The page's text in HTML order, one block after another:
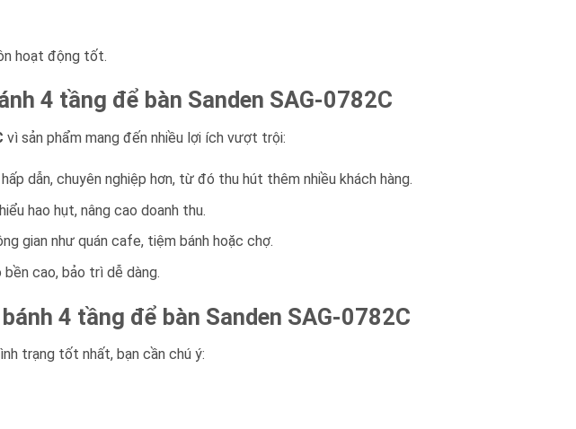
hoạt động tốt.
4 tầng để bàn Sanden SAG-0782C
vì sản phẩm mang đến nhiều lợi ích vượt trội:
dẫn, chuyên nghiệp hơn, từ đó thu hút thêm nhiều khách hàng.
hao hụt, nâng cao doanh thu.
gian như quán cafe, tiệm bánh hoặc chợ.
cao, bảo trì dễ dàng.
4 tầng để bàn Sanden SAG-0782C
trạng tốt nhất, bạn cần chú ý: